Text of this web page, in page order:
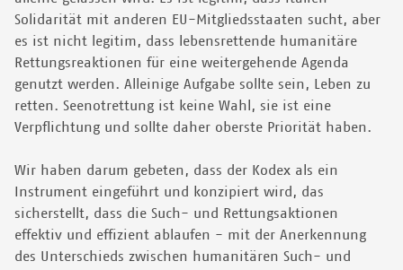
Solidarität mit anderen EU-Mitgliedsstaaten sucht, aber
es ist nicht legitim, dass lebensrettende humanitäre
Rettungsreaktionen für eine weitergehende Agenda
genutzt werden. Alleinige Aufgabe sollte sein, Leben zu
retten. Seenotrettung ist keine Wahl, sie ist eine
Verpflichtung und sollte daher oberste Priorität haben.
Wir haben darum gebeten, dass der Kodex als ein
Instrument eingeführt und konzipiert wird, das
sicherstellt, dass die Such- und Rettungsaktionen
effektiv und effizient ablaufen - mit der Anerkennung
des Unterschieds zwischen humanitären Such- und